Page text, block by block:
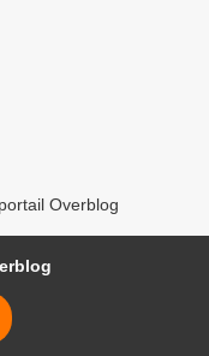
Overblog